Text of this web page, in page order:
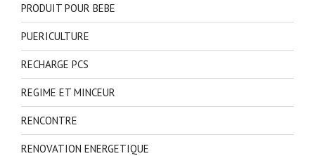
PRODUIT POUR BEBE
PUERICULTURE
RECHARGE PCS
REGIME ET MINCEUR
RENCONTRE
RENOVATION ENERGETIQUE